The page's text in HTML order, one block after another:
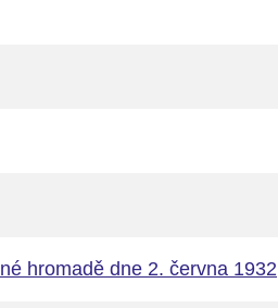
hromadě dne 2. června 1932